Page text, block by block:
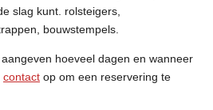
slag kunt. rolsteigers,
bouwstempels.
hoeveel dagen en wanneer
contact op om een reservering te